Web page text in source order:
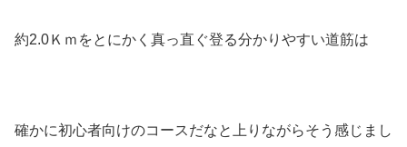
約2.0Ｋｍをとにかく真っ直ぐ登る分かりやすい道筋は
確かに初心者向けのコースだなと上りながらそう感じまし